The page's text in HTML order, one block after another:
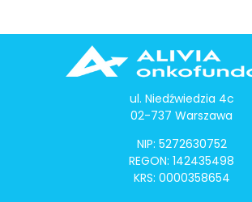
ul. Niedźwiedzia 4c
02-737 Warszawa
NIP: 5272630752
REGON: 142435498
KRS: 0000358654